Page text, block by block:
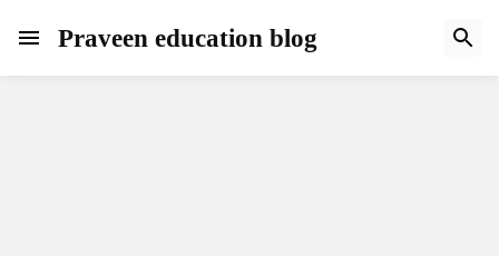
Praveen education blog